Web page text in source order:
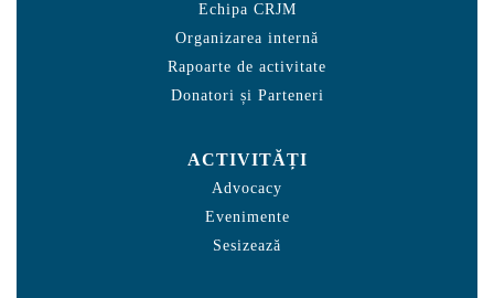
Echipa CRJM
Organizarea internă
Rapoarte de activitate
Donatori și Parteneri
ACTIVITĂȚI
Advocacy
Evenimente
Sesizează